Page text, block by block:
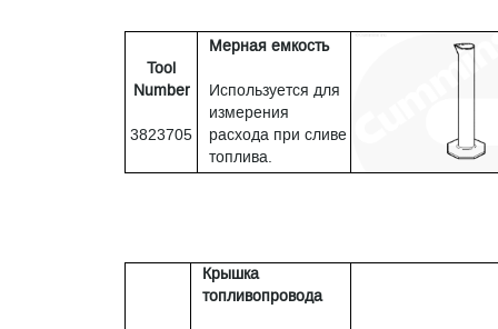
Tool
Number
3823705
Мерная емкость
Используется для
измерения
расхода при сливе
топлива.
Крышка
топливопровода